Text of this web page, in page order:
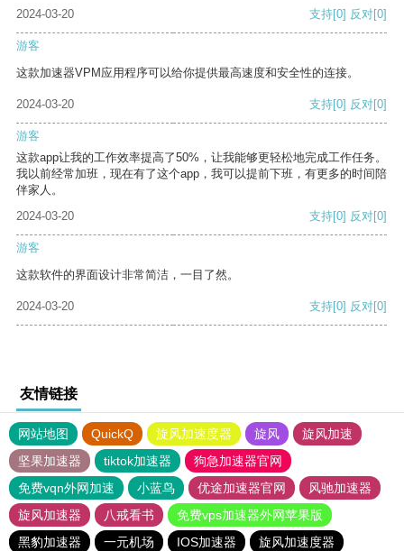
2024-03-20 支持[0] 反对[0]
游客
这款加速器VPM应用程序可以给你提供最高速度和安全性的连接。
2024-03-20 支持[0] 反对[0]
游客
这款app让我的工作效率提高了50%，让我能够更轻松地完成工作任务。
我以前经常加班，现在有了这个app，我可以提前下班，有更多的时间陪
伴家人。
2024-03-20
支持[0] 反对[0]
游客
这款软件的界面设计非常简洁，一目了然。
2024-03-20 支持[0] 反对[0]
友情链接
网站地图 QuickQ 旋风加速度器 旋风
旋风加速
坚果加速器
tiktok加速器
狗急加速器官网
免费vqn外网加速
小蓝鸟 优途加速器官网
风驰加速器
旋风加速器
八戒看书
免费vps加速器外网苹果版
黑豹加速器
一元机场 IOS加速器
旋风加速度器